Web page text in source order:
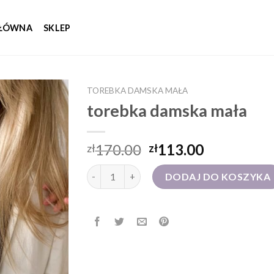
SKLEP
TOREBKA DAMSKA MAŁA
torebka damska mała
zł170.00 zł113.00
ilość torebka damska małaDODAJ DO KOSZYKA